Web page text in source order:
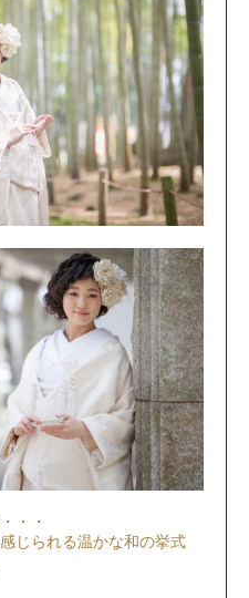
・・
じられる温かな和の挙式